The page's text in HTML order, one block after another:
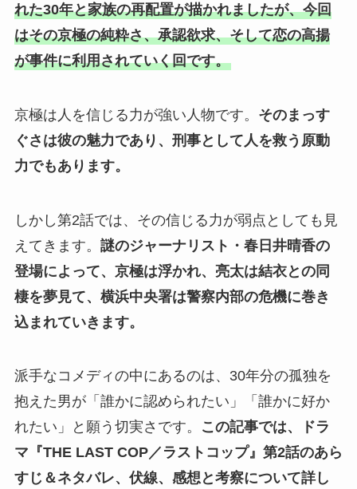
れた30年と家族の再配置が描かれましたが、今回
はその京極の純粋さ、承認欲求、そして恋の高揚
が事件に利用されていく回です。
京極は人を信じる力が強い人物です。 そのまっす
ぐさは彼の魅力であり、刑事として人を救う原動
力でもあります。
しかし第2話では、その信じる力が弱点としても見
えてきます。 謎のジャーナリスト・春日井晴香の
登場によって、京極は浮かれ、亮太は結衣との同
棲を夢見て、横浜中央署は警察内部の危機に巻き
込まれていきます。
派手なコメディの中にあるのは、30年分の孤独を
抱えた男が「誰かに認められたい」「誰かに好か
れたい」と願う切実さです。
この記事では、ドラ
マ『THE LAST COP／ラストコップ』第2話のあら
すじ＆ネタバレ、伏線、感想と考察について詳し